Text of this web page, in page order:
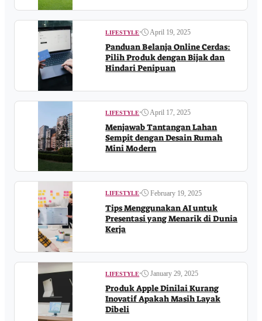
LIFESTYLE• April 19, 2025
Panduan Belanja Online Cerdas:
Pilih Produk dengan Bijak dan
Hindari Penipuan
LIFESTYLE• April 17, 2025
Menjawab Tantangan Lahan
Sempit dengan Desain Rumah
Mini Modern
LIFESTYLE• February 19, 2025
Tips Menggunakan AI untuk
Presentasi yang Menarik di Dunia
Kerja
LIFESTYLE• January 29, 2025
Produk Apple Dinilai Kurang
Inovatif Apakah Masih Layak
Dibeli